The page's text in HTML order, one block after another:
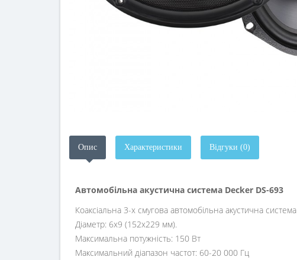
Опис Характеристики Відгуки (0)
Автомобільна акустична система Decker DS-693
Коаксіальна 3-х смугова автомобільна акустична система
Діаметр: 6х9 (152х229 мм).
Максимальна потужність: 150 Вт
Максимальний діапазон частот: 60-20 000 Гц